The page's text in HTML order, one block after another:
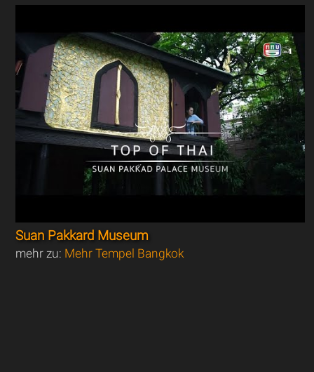
Suan Pakkard Museum
mehr zu: Mehr Tempel Bangkok